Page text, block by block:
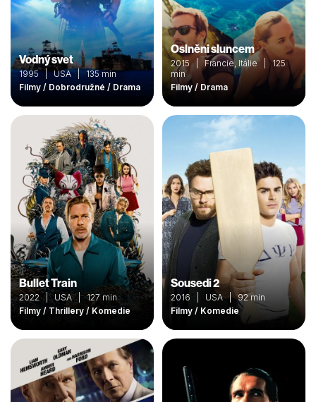
Vodný svet
1995 | USA | 135 min
Filmy / Dobrodružné / Drama
Oslněni sluncem
2015 | Francie, Itálie | 125
min
Filmy / Drama
Bullet Train
2022 | USA | 127 min
Filmy / Thrillery / Komedie
Sousedi 2
2016 | USA | 92 min
Filmy / Komedie